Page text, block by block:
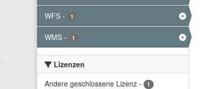
WFS - 1
WMS - 1
Lizenzen
Andere geschlossene Lizenz - 1